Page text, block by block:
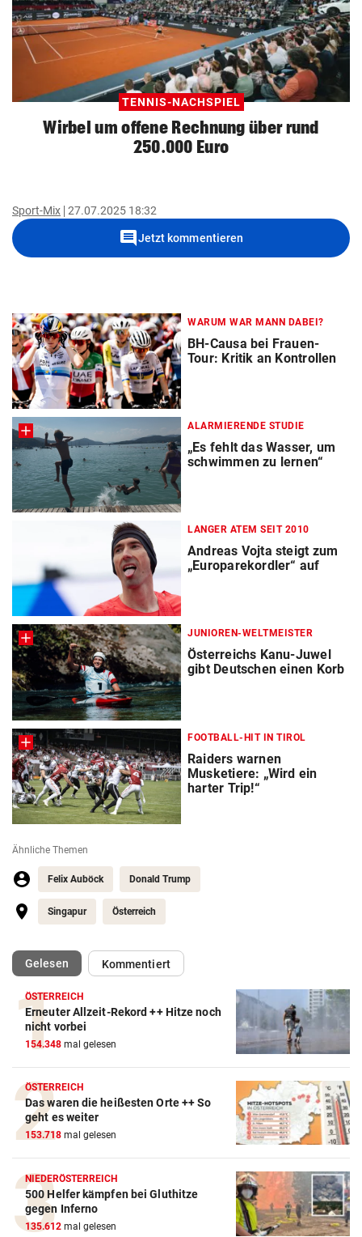
TENNIS-NACHSPIEL
Wirbel um offene Rechnung über rund
250.000 Euro
Sport-Mix 27.07.2025 18:32
commentJetzt kommentieren
WARUM WAR MANN DABEI?
BH-Causa bei Frauen-
Tour: Kritik an Kontrollen
ALARMIERENDE STUDIE
„Es fehlt das Wasser, um
schwimmen zu lernen“
LANGER ATEM SEIT 2010
Andreas Vojta steigt zum
„Europarekordler“ auf
JUNIOREN-WELTMEISTER
Österreichs Kanu-Juwel
gibt Deutschen einen Korb
FOOTBALL-HIT IN TIROL
Raiders warnen
Musketiere: „Wird ein
harter Trip!“
Ähnliche Themen
Felix Auböck Donald Trump
Singapur Österreich
Gelesen(ausgewählt)Kommentiert
ÖSTERREICH
Erneuter Allzeit-Rekord ++ Hitze noch
nicht vorbei
154.348 mal gelesen
ÖSTERREICH
Das waren die heißesten Orte ++ So
geht es weiter
153.718 mal gelesen
NIEDERÖSTERREICH
500 Helfer kämpfen bei Gluthitze
gegen Inferno
135.612 mal gelesen
Action-Cam Vergleich
ZUM VERGLEICH